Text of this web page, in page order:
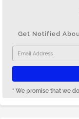
Get Notified
* We promise that we